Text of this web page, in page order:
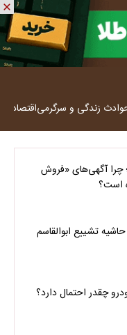
زندگی و سرگرمیاقتصاد
چرا آگهی‌های «فروش
است؟
تشییع ابوالقاسم
چقدر احتمال دارد؟